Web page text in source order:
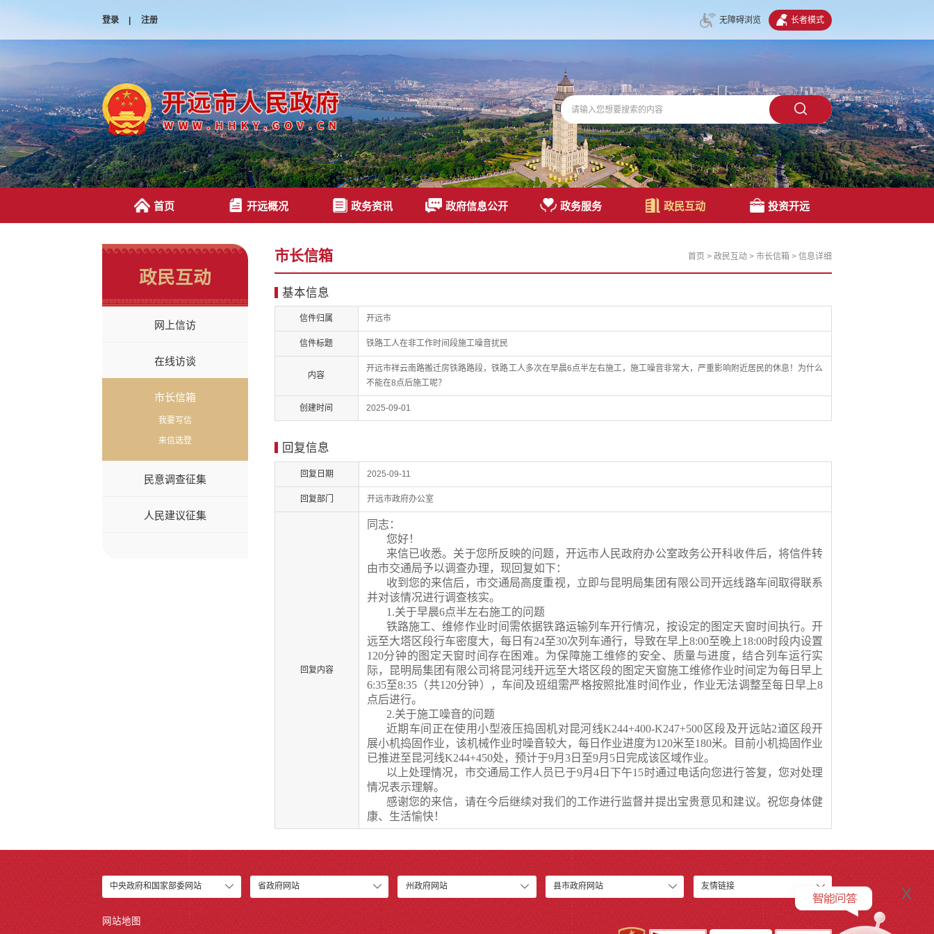
登录 | 注册 无障碍浏览 长者模式
首页 开远概况 政务资讯 政府信息公开 政务服务 政民互动 投资开远
政民互动
网上信访
在线访谈
市长信箱
我要写信
来信选登
民意调查征集
人民建议征集
市长信箱 首页 > 政民互动 > 市长信箱 > 信息详细
基本信息
信件归属 开远市
信件标题 铁路工人在非工作时间段施工噪音扰民
内容
开远市祥云南路搬迁房铁路路段，铁路工人多次在早晨6点半左右施工，施工噪音非常大，严重影响附近居民的休息！为什么
不能在8点后施工呢？
创建时间 2025-09-01
回复信息
回复日期 2025-09-11
回复部门 开远市政府办公室
回复内容
同志：
您好！
来信已收悉。关于您所反映的问题，开远市人民政府办公室政务公开科收件后，将信件转
由市交通局予以调查办理，现回复如下：
收到您的来信后，市交通局高度重视，立即与昆明局集团有限公司开远线路车间 取得联系
并对该情况进行调查核实。
1.关于早晨6点半左右施工的问题
铁路施工、维修作业时间需依据铁路运输列车开行情况，按设定的图定天窗时间执行。开
远至大塔区段行车密度大，每日有24至30次列车通行，导致在早 上8:00至晚 上18:00时段内设置
120分钟的图定天窗时间存在困难。为保障施工维修的安全、质量与进度 ，结合列车运行实
际，
昆明局集团有限公司将昆河线开远至大塔区段的图定天窗施工维修作业时间定为每日早上
6:35至8:35 （共120分钟），车间及班组需严格按照批准时间作业 ， 作业无法调整至每日早上8
点后进行。
2.关于施工噪音的问题
近期车间正在使用小型液压捣固机对昆河线K244+400-K247+500 区段及开远站2道区段开
展小机捣固作业，该机械作业时噪音较大，每日作业进度为120米至180米。目前小机捣固作业
已推进至昆河线K244+450处， 预计于9月 3日至9月 5日完成该区域作业。
以上处理情况，市交通局工作人员已于9月 4日下午15时通过电话向您进行答复，您对处理
情况表示理解。
感谢您的来信，请在今后继续对我们的工作进行监督并提出宝贵意见和建议。祝您身体健
康、生活愉快！
中央政府和国家部委网站 省政府网站 州政府网站 县市政府网站 友情链接
网站地图
x